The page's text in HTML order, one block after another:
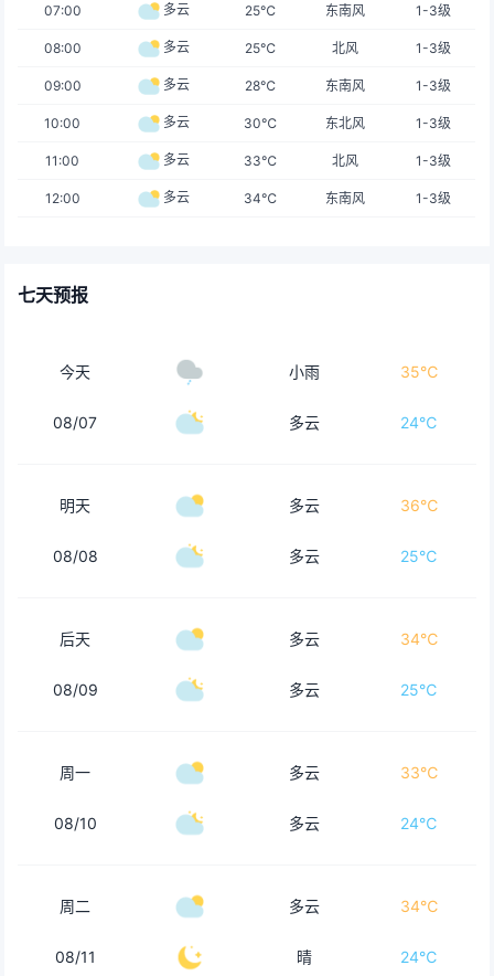
07:00 多云 25℃ 东南风 1-3级
08:00 多云 25℃ 北风 1-3级
09:00 多云 28℃ 东南风 1-3级
10:00 多云 30℃ 东北风 1-3级
11:00 多云 33℃ 北风 1-3级
12:00 多云 34℃ 东南风 1-3级
七天预报
今天 小雨 35℃
08/07 多云 24℃
明天 多云 36℃
08/08 多云 25℃
后天 多云 34℃
08/09 多云 25℃
周一 多云 33℃
08/10 多云 24℃
周二 多云 34℃
08/11 晴 24℃